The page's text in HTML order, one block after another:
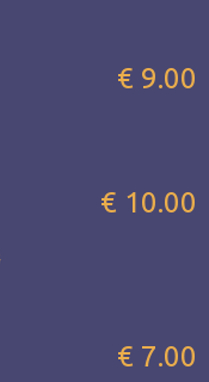
€ 9.00
€ 10.00
€ 7.00